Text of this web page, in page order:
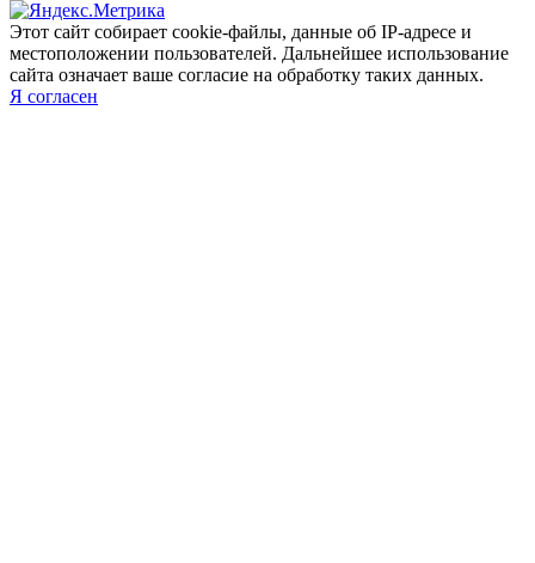
Этот сайт собирает cookie-файлы, данные об IP-адресе и
местоположении пользователей. Дальнейшее использование
сайта означает ваше согласие на обработку таких данных.
Я согласен